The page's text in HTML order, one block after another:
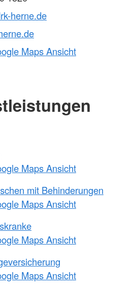
herne.de
Maps Ansicht
Maps Ansicht
mit Behinderungen
Maps Ansicht
Maps Ansicht
Maps Ansicht